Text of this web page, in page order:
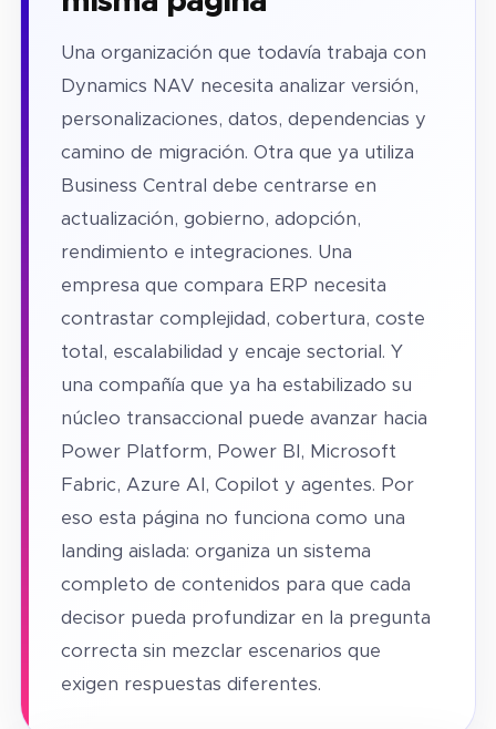
Una organización que todavía trabaja con
Dynamics NAV necesita analizar versión,
personalizaciones, datos, dependencias y
camino de migración. Otra que ya utiliza
Business Central debe centrarse en
actualización, gobierno, adopción,
rendimiento e integraciones. Una
empresa que compara ERP necesita
contrastar complejidad, cobertura, coste
total, escalabilidad y encaje sectorial. Y
una compañía que ya ha estabilizado su
núcleo transaccional puede avanzar hacia
Power Platform, Power BI, Microsoft
Fabric, Azure AI, Copilot y agentes. Por
eso esta página no funciona como una
landing aislada: organiza un sistema
completo de contenidos para que cada
decisor pueda profundizar en la pregunta
correcta sin mezclar escenarios que
exigen respuestas diferentes.